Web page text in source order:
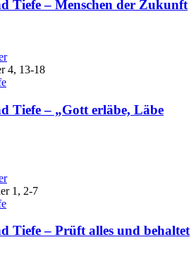
Tiefe – Menschen der Zukunft
4, 13-18
Tiefe – „Gott erläbe, Läbe
1, 2-7
Tiefe – Prüft alles und behaltet